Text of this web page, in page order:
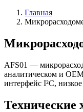
Главная
AFS01 —
аналитическом и
интерфейс I²C,
Технические